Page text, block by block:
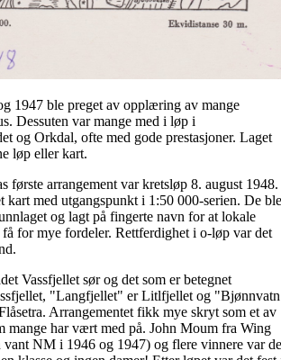
1947 ble preget av opplæring av mange
Dessuten var mange med i løp i
og Orkdal, ofte med gode prestasjoner. Laget
løp eller kart.
første arrangement var kretsløp 8. august 1948.
kart med utgangspunkt i 1:50 000-serien. De ble
og lagt på fingerte navn for at lokale
for mye fordeler. Rettferdighet i o-løp var det
Vassfjellet sør og det som er betegnet
"Langfjellet" er Litlfjellet og
Arrangementet fikk mye skryt som et av
mange har vært med på. John Moum fra Wing
vant NM i 1946 og 1947) og flere vinnere var